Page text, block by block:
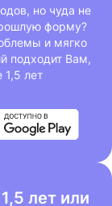
но чуда не
форму?
и мягко
подходит Вам,
лет
лет или